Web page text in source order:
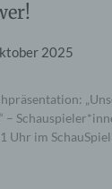
2025
–
Uhr im